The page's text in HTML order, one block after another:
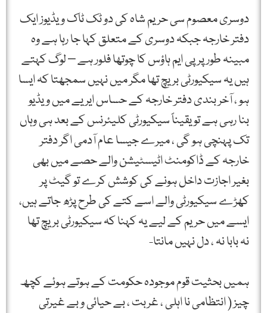
دوسری معصوم سی حریم شاہ کی دو ٹک ٹاک ویڈیوز ایک
دفتر خارجہ جبکہ دوسری کے متعلق کہا جا رہا ہے وہ
مبینہ طور پر پی ایم ہاؤس کا چوتھا فلور ہے – لوگ کہتے
ہیں یہ سیکیورٹی بریچ تھا مگر میں نہیں سمجھتا کہ ایسا
ہو ، آخر بندی دفتر خارجہ کے حساس ایریے میں ویڈیو
بنا رہی ہے تو یقیناً سیکیورٹی کلیئرنس کے بعد ہی وہاں
تک پہنچی ہو گی ، میرے جیسا عام آدمی اگر دفتر
خارجہ کے ڈاکومنٹ اٹیسٹیشن والے حصے میں بھی
بغیر اجازت داخل ہونے کی کوشش کرے تو گیٹ پر
کھڑے سیکیورٹی والے اسے کتے کی طرح پڑھ جاتے ہیں،
ایسے میں حریم کے لیے یہ کہنا کہ سیکیورٹی بریچ تھا
نہ بابا نہ ، دل نہیں مانتا-
ہمیں بحثیت قوم موجودہ حکومت کے ہوتے ہوئے کچھ
چیز ( انتظامی نا اہلی ، غربت ، بے حیائی و بے غیرتی